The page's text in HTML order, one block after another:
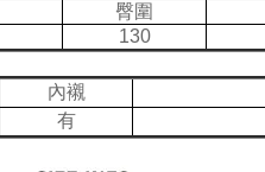
臀圍
130
內襯
有